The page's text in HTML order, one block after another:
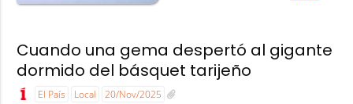
Cuando una gema despertó al gigante
dormido del básquet tarijeño
El País Local 20/Nov/2025